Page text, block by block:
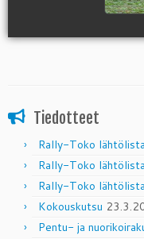
Tiedotteet
Rally-Toko
Rally-Toko
Rally-Toko
Kokouskutsu
Pentu- ja